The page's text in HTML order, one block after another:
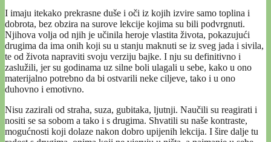
I imaju itekako prekrasne duše i oči iz kojih izvire samo toplina i
dobrota, bez obzira na surove lekcije kojima su bili podvrgnuti.
Njihova volja od njih je učinila heroje vlastita života, pokazujući
drugima da ima onih koji su u stanju maknuti se iz sveg jada i sivila,
te od života napraviti svoju verziju bajke. I nju su definitivno i
zaslužili, jer su godinama uz silne boli ulagali u sebe, kako u ono
materijalno potrebno da bi ostvarili neke ciljeve, tako i u ono
duhovno i emotivno.
Nisu zazirali od straha, suza, gubitaka, ljutnji. Naučili su reagirati i
nositi se sa sobom a tako i s drugima. Shvatili su naše kontraste,
mogućnosti koji dolaze nakon dobro upijenih lekcija. I šire dalje tu